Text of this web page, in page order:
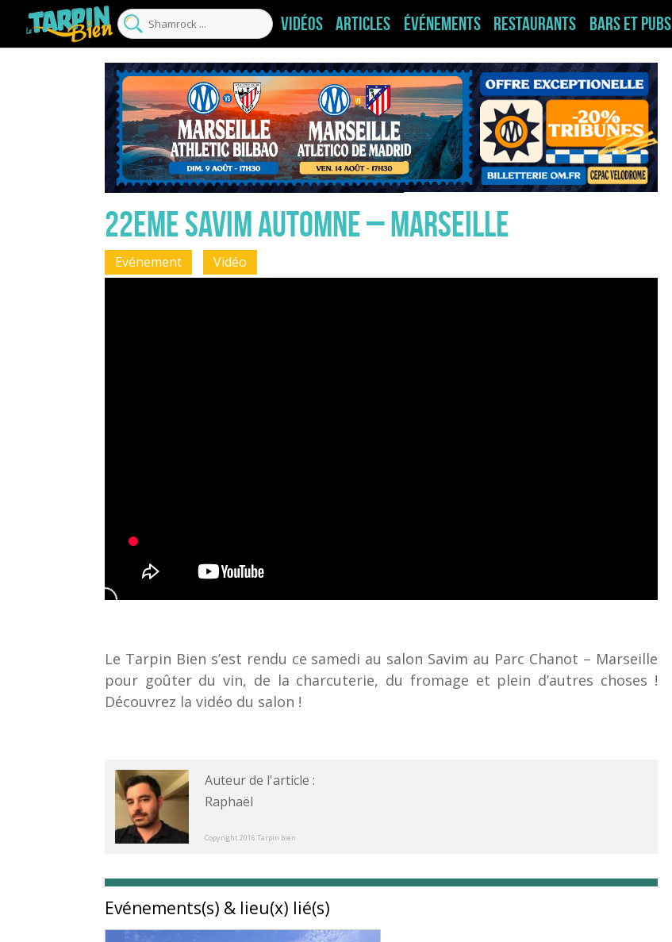
Vidéos Articles Événements Restaurants Bars et pubs
22eme SAVIM AUTOMNE – MARSEILLE
Evénement Vidéo
Le Tarpin Bien s’est rendu ce samedi au salon Savim au Parc Chanot – Marseille
pour goûter du vin, de la charcuterie, du fromage et plein d’autres choses !
Découvrez la vidéo du salon !
Auteur de l'article :
Raphaël
Copyright 2016 Tarpin bien
Evénements(s) & lieu(x) lié(s)